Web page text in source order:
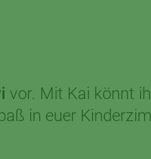
vor. Mit Kai könnt
in euer